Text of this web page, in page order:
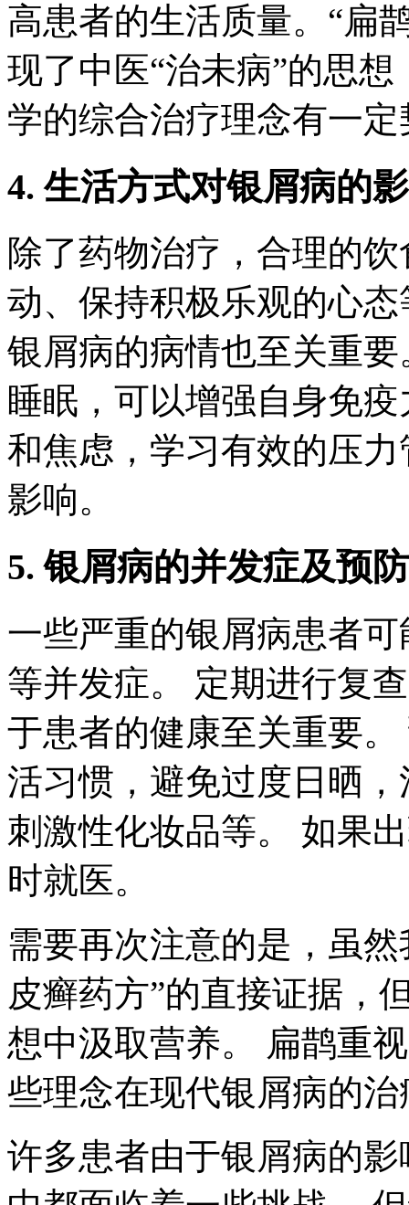
高患者的生活质量。“扁
现了中医“治未病”的思
学的综合治疗理念有一
4. 生活方式对银屑病的
除了药物治疗，合理的
动、保持积极乐观的心
银屑病的病情也至关重
睡眠，可以增强自身免
和焦虑，学习有效的压
影响。
5. 银屑病的并发症及预防
一些严重的银屑病患者
等并发症。 定期进行复
于患者的健康至关重要
活习惯，避免过度日晒
刺激性化妆品等。 如果
时就医。
需要再次注意的是，虽
皮癣药方”的直接证据，
想中汲取营养。 扁鹊重
些理念在现代银屑病的
许多患者由于银屑病的